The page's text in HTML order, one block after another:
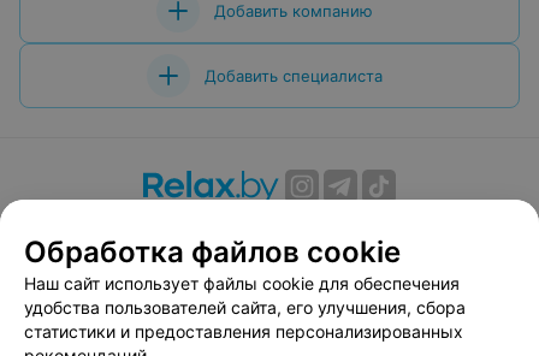
Добавить компанию
Добавить специалиста
Вакансии
Публичный договор
Способы оплаты
Публичный договор по использованию сервиса
«Афиша»
Пользовательское соглашение
Обработка файлов cookie
Наш сайт использует файлы cookie для обеспечения
удобства пользователей сайта, его улучшения, сбора
статистики и предоставления персонализированных